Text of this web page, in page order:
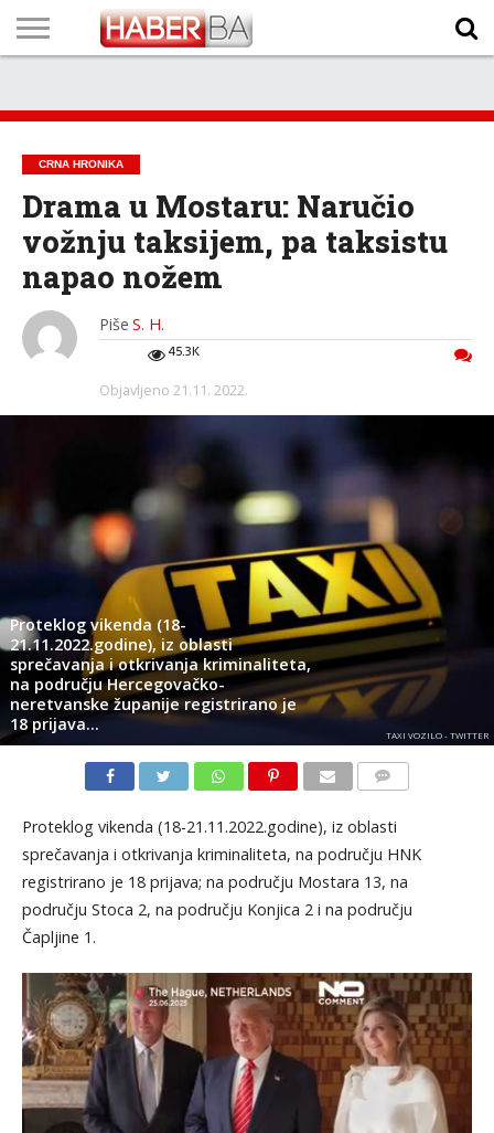
TECH
PROGRAM
PROGNOZA
PUTEVIMA
LISTA
NAMA
CRNA HRONIKA
Drama u Mostaru: Naručio
vožnju taksijem, pa taksistu
napao nožem
Piše S. H.
45.3K
Objavljeno 21.11. 2022.
Proteklog vikenda (18-
21.11.2022.godine), iz oblasti
sprečavanja i otkrivanja kriminaliteta,
na području Hercegovačko-
neretvanske županije registrirano je
18 prijava…
TAXI VOZILO - TWITTER
Proteklog vikenda (18-21.11.2022.godine), iz oblasti
sprečavanja i otkrivanja kriminaliteta, na području HNK
registrirano je 18 prijava; na području Mostara 13, na
području Stoca 2, na području Konjica 2 i na području
Čapljine 1.